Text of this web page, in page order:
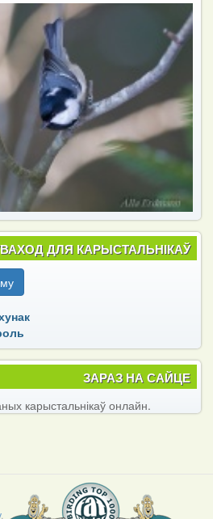
ДЛЯ КАРЫСТАЛЬНІКАЎ
ЗАРАЗ НА САЙЦЕ
карыстальнікаў онлайн.
.